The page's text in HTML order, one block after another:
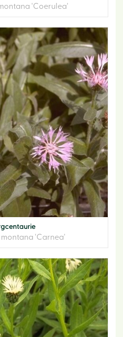
'Coerulea'
'Carnea'